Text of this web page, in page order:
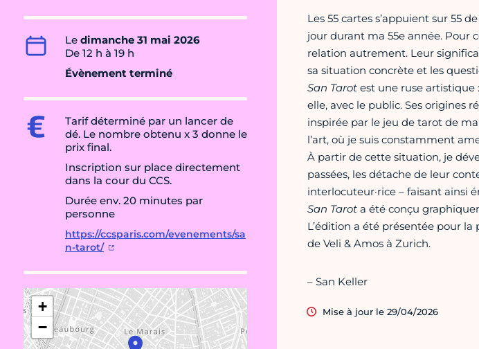
Le dimanche 31 mai 2026
De 12 h à 19 h
Évènement terminé
Tarif déterminé par un lancer de
dé. Le nombre obtenu x 3 donne le
prix final.
Inscription sur place directement
dans la cour du CCS.
Durée env. 20 minutes par
personne
https://ccsparis.com/evenements/sa
n-tarot/
+
−
Les 55 cartes s’appuient sur 55
jour durant ma 55e année. Pour
relation autrement. Leur
sa situation concrète et les
San Tarot est une ruse artistique
elle, avec le public. Ses origines
inspirée par le jeu de tarot de
l’art, où je suis constamment
À partir de cette situation, je
passées, les détache de leur
interlocuteur·rice – faisant ainsi
San Tarot a été conçu
L’édition a été présentée pour
de Veli & Amos à Zurich.
– San Keller
Mise à jour le 29/04/2026